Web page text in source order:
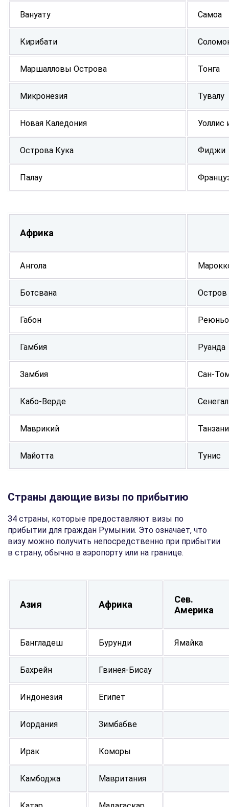
Вануату Самоа
Кирибати
Маршалловы Острова Тонга
Микронезия Тувалу
Новая Каледония Уоллис
Острова Кука Фиджи
Палау
Африка
Ангола
Ботсвана Остров
Габон
Гамбия Руанда
Замбия Сан-
Кабо-Верде Сенегал
Маврикий
Майотта Тунис
Страны дающие визы по прибытию
34 страны, которые предоставляют визы по
прибытии для граждан Румынии. Это означает, что
визу можно получить непосредственно при прибытии
в страну, обычно в аэропорту или на границе.
Азия Африка
Сев.
Америка
Бангладеш Бурунди Ямайка
Бахрейн Гвинея-Бисау
Индонезия Египет
Иордания Зимбабве
Ирак Коморы
Камбоджа Мавритания